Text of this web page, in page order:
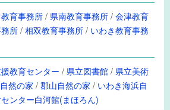
育事務所/ 県南教育事務所/会津教育
所/相双教育事務所/ いわき教育事務
教育センター / 県立図書館/ 県立美術
然の家 /郡山自然の家 / いわき海浜自
ンター白河館(まほろん)